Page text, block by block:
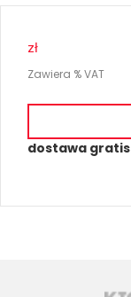
zł
Zawiera % VAT
dostawa gratis